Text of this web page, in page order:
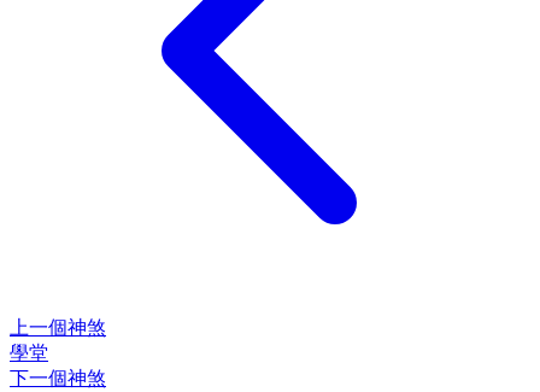
上一個神煞
學堂
下一個神煞